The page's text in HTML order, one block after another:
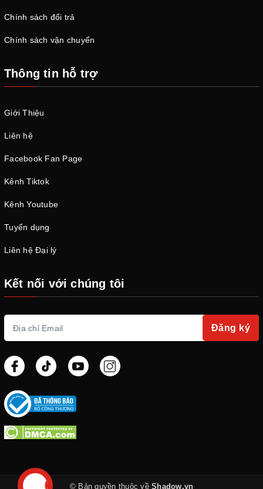
Chính sách đổi trả
Chính sách vận chuyển
Thông tin hỗ trợ
Giới Thiệu
Liên hệ
Facebook Fan Page
Kênh Tiktok
Kênh Youtube
Tuyển dụng
Liên hệ Đại lý
Kết nối với chúng tôi
Đăng ký
© Bản quyền thuộc về Shadow.vn